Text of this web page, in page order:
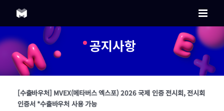
content
공지사항
[수출바우처] MVEX(메타버스 엑스포) 2026 국제 인증 전시회, 전시회
인증서 *수출바우처 사용 가능